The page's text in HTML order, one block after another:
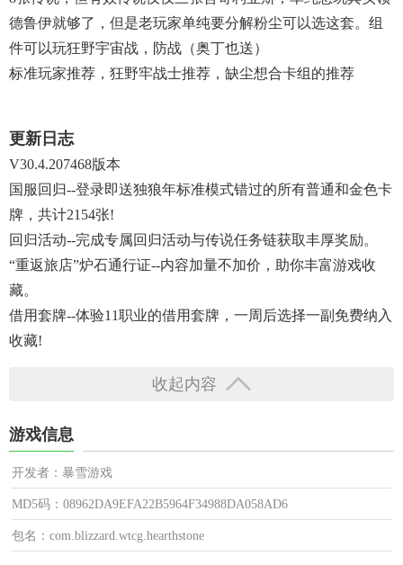
德鲁伊就够了，但是老玩家单纯要分解粉尘可以选这套。组
件可以玩狂野宇宙战，防战（奥丁也送）
标准玩家推荐，狂野牢战士推荐，缺尘想合卡组的推荐
更新日志
V30.4.207468版本
国服回归--登录即送独狼年标准模式错过的所有普通和金色卡
牌，共计2154张!
回归活动--完成专属回归活动与传说任务链获取丰厚奖励。
“重返旅店”炉石通行证--内容加量不加价，助你丰富游戏收
藏。
借用套牌--体验11职业的借用套牌，一周后选择一副免费纳入
收藏!
收起内容
游戏信息
开发者：暴雪游戏
MD5码：08962DA9EFA22B5964F34988DA058AD6
包名：com.blizzard.wtcg.hearthstone